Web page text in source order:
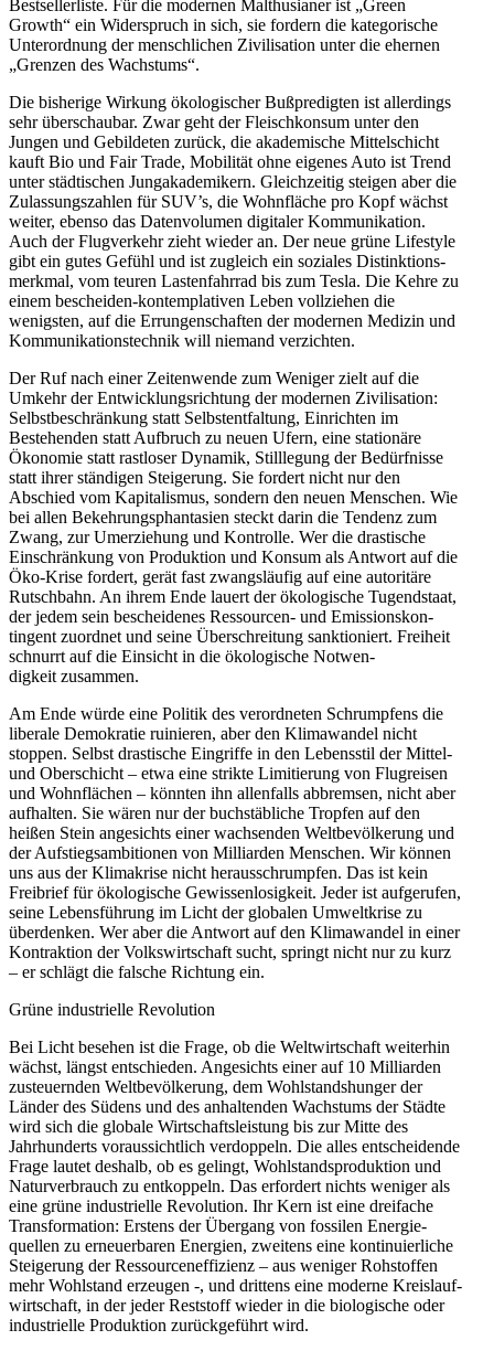
Bestsel­ler­liste. Für die modernen Malthu­sianer ist „Green
Growth“ ein Wider­spruch in sich, sie fordern die katego­rische
Unter­ordnung der mensch­lichen Zivili­sation unter die ehernen
„Grenzen des Wachstums“.
Die bisherige Wirkung ökolo­gi­scher Bußpre­digten ist aller­dings
sehr überschaubar. Zwar geht der Fleisch­konsum unter den
Jungen und Gebil­deten zurück, die akade­mische Mittel­schicht
kauft Bio und Fair Trade, Mobilität ohne eigenes Auto ist Trend
unter städti­schen Jungaka­de­mikern. Gleich­zeitig steigen aber die
Zulas­sungs­zahlen für SUV’s, die Wohnfläche pro Kopf wächst
weiter, ebenso das Daten­vo­lumen digitaler Kommu­ni­kation.
Auch der Flugverkehr zieht wieder an. Der neue grüne Lifestyle
gibt ein gutes Gefühl und ist zugleich ein soziales Distink­ti­ons­
merkmal, vom teuren Lasten­fahrrad bis zum Tesla. Die Kehre zu
einem bescheiden-kontem­pla­tiven Leben vollziehen die
wenigsten, auf die Errun­gen­schaften der modernen Medizin und
Kommu­ni­ka­ti­ons­technik will niemand verzichten.
Der Ruf nach einer Zeiten­wende zum Weniger zielt auf die
Umkehr der Entwick­lungs­richtung der modernen Zivili­sation:
Selbst­be­schränkung statt Selbst­ent­faltung, Einrichten im
Bestehenden statt Aufbruch zu neuen Ufern, eine stationäre
Ökonomie statt rastloser Dynamik, Still­legung der Bedürf­nisse
statt ihrer ständigen Steigerung. Sie fordert nicht nur den
Abschied vom Kapita­lismus, sondern den neuen Menschen. Wie
bei allen Bekeh­rungs­phan­tasien steckt darin die Tendenz zum
Zwang, zur Umerziehung und Kontrolle. Wer die drastische
Einschränkung von Produktion und Konsum als Antwort auf die
Öko-Krise fordert, gerät fast zwangs­läufig auf eine autoritäre
Rutschbahn. An ihrem Ende lauert der ökolo­gische Tugend­staat,
der jedem sein beschei­denes Ressourcen- und Emissi­ons­kon­
tingent zuordnet und seine Überschreitung sanktio­niert. Freiheit
schnurrt auf die Einsicht in die ökolo­gische Notwen­
digkeit zusammen.
Am Ende würde eine Politik des verord­neten Schrumpfens die
liberale Demokratie ruinieren, aber den Klima­wandel nicht
stoppen. Selbst drastische Eingriffe in den Lebensstil der Mittel-
und Oberschicht – etwa eine strikte Limitierung von Flugreisen
und Wohnflächen – könnten ihn allen­falls abbremsen, nicht aber
aufhalten. Sie wären nur der buchstäb­liche Tropfen auf den
heißen Stein angesichts einer wachsenden Weltbe­völ­kerung und
der Aufstiegs­am­bi­tionen von Milli­arden Menschen. Wir können
uns aus der Klima­krise nicht heraus­schrumpfen. Das ist kein
Freibrief für ökolo­gische Gewis­sen­lo­sigkeit. Jeder ist aufge­rufen,
seine Lebens­führung im Licht der globalen Umwelt­krise zu
überdenken. Wer aber die Antwort auf den Klima­wandel in einer
Kontraktion der Volks­wirt­schaft sucht, springt nicht nur zu kurz
– er schlägt die falsche Richtung ein.
Grüne indus­trielle Revolution
Bei Licht besehen ist die Frage, ob die Weltwirt­schaft weiterhin
wächst, längst entschieden. Angesichts einer auf 10 Milli­arden
zusteu­ernden Weltbe­völ­kerung, dem Wohlstands­hunger der
Länder des Südens und des anhal­tenden Wachstums der Städte
wird sich die globale Wirtschafts­leistung bis zur Mitte des
Jahrhun­derts voraus­sichtlich verdoppeln. Die alles entschei­dende
Frage lautet deshalb, ob es gelingt, Wohlstands­pro­duktion und
Natur­ver­brauch zu entkoppeln. Das erfordert nichts weniger als
eine grüne indus­trielle Revolution. Ihr Kern ist eine dreifache
Trans­for­mation: Erstens der Übergang von fossilen Energie­
quellen zu erneu­er­baren Energien, zweitens eine konti­nu­ier­liche
Steigerung der Ressour­cen­ef­fi­zienz – aus weniger Rohstoffen
mehr Wohlstand erzeugen -, und drittens eine moderne Kreis­lauf­
wirt­schaft, in der jeder Reststoff wieder in die biolo­gische oder
indus­trielle Produktion zurück­ge­führt wird.